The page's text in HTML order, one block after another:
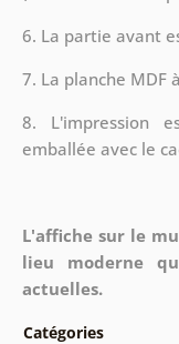
6. La partie avant
7. La planche MDF
8. L'impression
emballée avec le
L'affiche sur le
lieu moderne
actuelles.
Catégories